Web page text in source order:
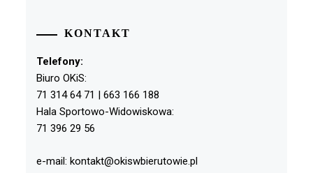
KONTAKT
Telefony:
Biuro OKiS:
71 314 64 71 | 663 166 188
Hala Sportowo-Widowiskowa:
71 396 29 56
e-mail: kontakt@okiswbierutowie.pl